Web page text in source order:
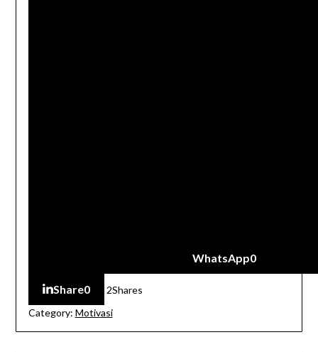
WhatsApp0
Share0 2Shares
Category: Motivasi